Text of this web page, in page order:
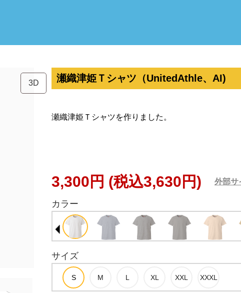
3D 瀬織津姫Ｔシャツ（UnitedAthle、AI)
瀬織津姫Ｔシャツを作りました。
3,300円 (税込3,630円) 外部サ
カラー
サイズ